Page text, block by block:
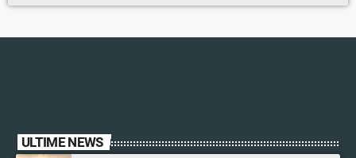
ULTIME NEWS